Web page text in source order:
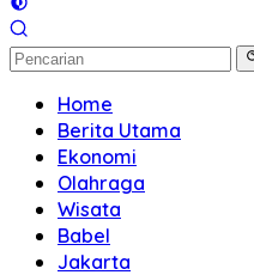
Home
Berita Utama
Ekonomi
Olahraga
Wisata
Babel
Jakarta